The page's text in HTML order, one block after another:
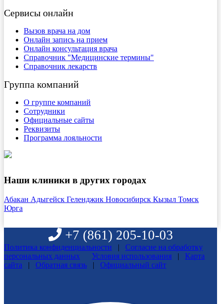
Сервисы онлайн
Вызов врача на дом
Онлайн запись на прием
Онлайн консультация врача
Справочник "Медицинские термины"
Справочник лекарств
Группа компаний
О группе компаний
Сотрудники
Официальные сайты
Реквизиты
Программа лояльности
Наши клиники в других городах
Абакан Адыгейск Геленджик Новосибирск Кызыл Томск
Юрга
+7 (861) 205-10-03
Политика конфиденциальности |
Согласие на обработку
персональных данных
Условия использования |
Карта
сайта
| Обратная связь | Официальный сайт